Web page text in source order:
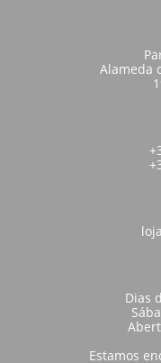
Alameda
Dias
Estamos